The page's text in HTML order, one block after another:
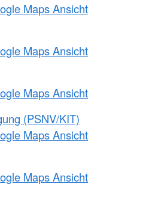
Maps Ansicht
Maps Ansicht
Maps Ansicht
(PSNV/KIT)
Maps Ansicht
Maps Ansicht